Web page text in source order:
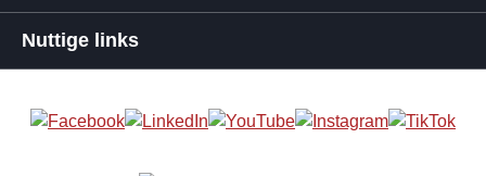
Nuttige links